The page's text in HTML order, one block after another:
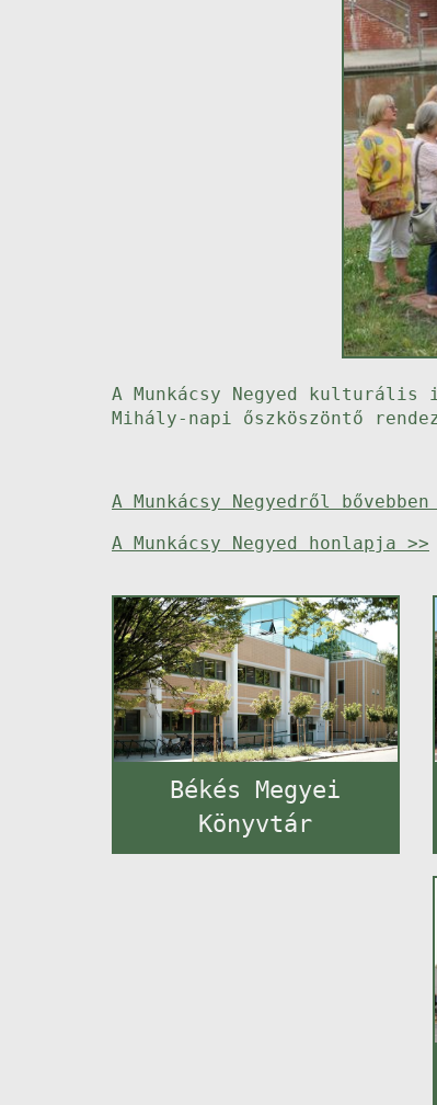
A Munkácsy Negyed
Mihály-napi őszköszöntő
A Munkácsy Negyedről bővebben
A Munkácsy Negyed honlapja >>
Békés Megyei
Könyvtár